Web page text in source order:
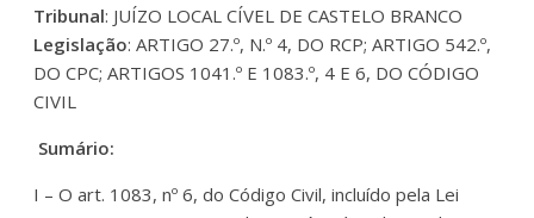
Tribunal: JUÍZO LOCAL CÍVEL DE CASTELO BRANCO
Legislação: ARTIGO 27.º, N.º 4, DO RCP; ARTIGO 542.º,
DO CPC; ARTIGOS 1041.º E 1083.º, 4 E 6, DO CÓDIGO
CIVIL
Sumário:
I – O art. 1083, nº 6, do Código Civil, incluído pela Lei